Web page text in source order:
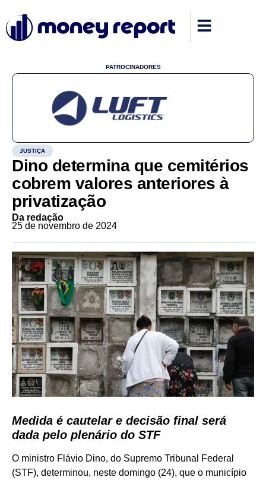
PATROCINADORES
JUSTIÇA
Dino determina que cemitérios
cobrem valores anteriores à
privatização
Da redação
25 de novembro de 2024
Medida é cautelar e decisão final será
dada pelo plenário do STF
O ministro Flávio Dino, do Supremo Tribunal Federal
(STF), determinou, neste domingo (24), que o município